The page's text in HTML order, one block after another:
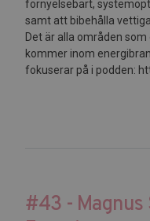
förnyelsebart,
samt att bibehålla
Det är alla områden
kommer inom
fokuserar på i podden:
#43 - Magnus